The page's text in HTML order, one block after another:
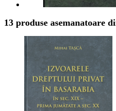
13 produse asemanatoare